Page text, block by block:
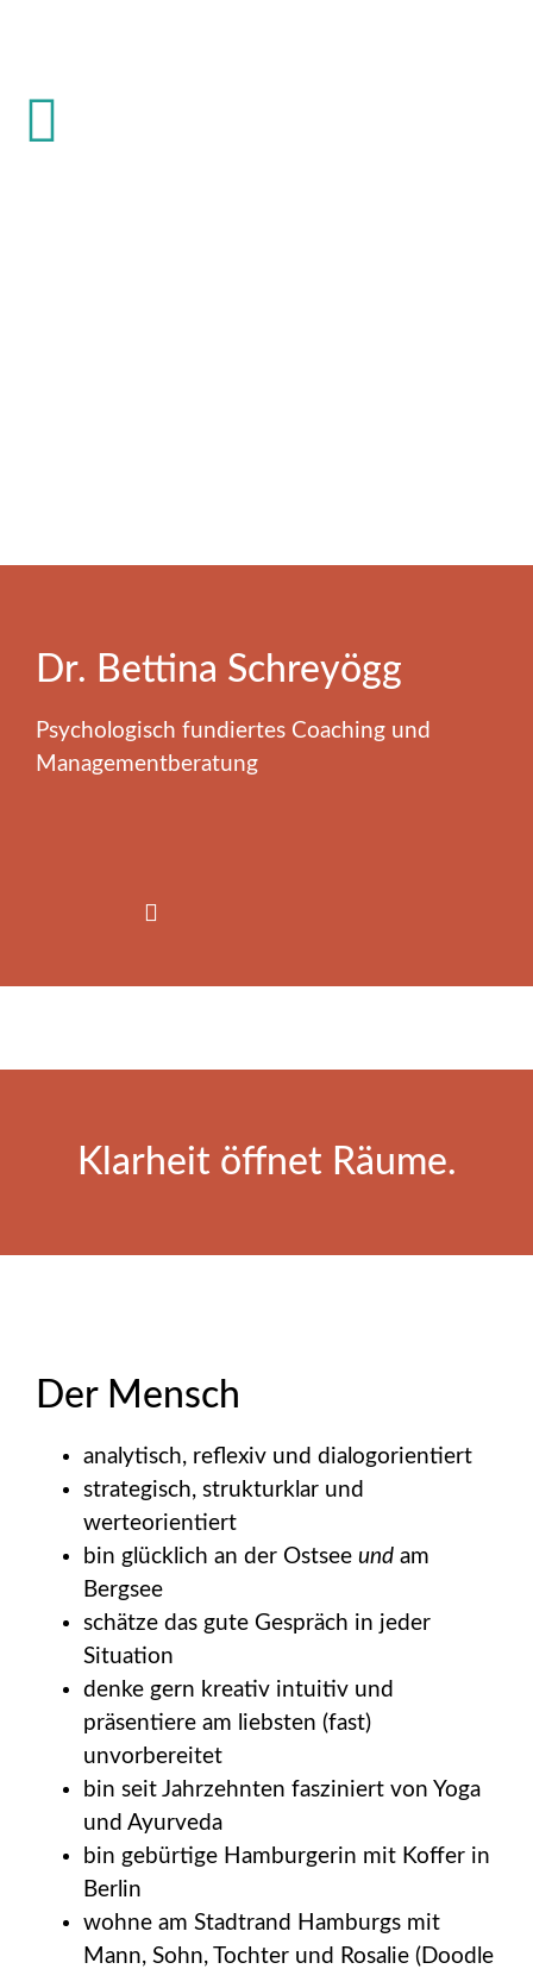
Dr. Bettina Schreyögg
Psychologisch fundiertes Coaching und
Managementberatung
Klarheit öffnet Räume.
Der Mensch
analytisch, reflexiv und dialogorientiert
strategisch, strukturklar und
werteorientiert
bin glücklich an der Ostsee und am
Bergsee
schätze das gute Gespräch in jeder
Situation
denke gern kreativ intuitiv und
präsentiere am liebsten (fast)
unvorbereitet
bin seit Jahrzehnten fasziniert von Yoga
und Ayurveda
bin gebürtige Hamburgerin mit Koffer in
Berlin
wohne am Stadtrand Hamburgs mit
Mann, Sohn, Tochter und Rosalie (Doodle